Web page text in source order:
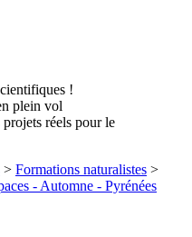
!
plein vol
réels pour le
> Formations naturalistes >
- Automne - Pyrénées